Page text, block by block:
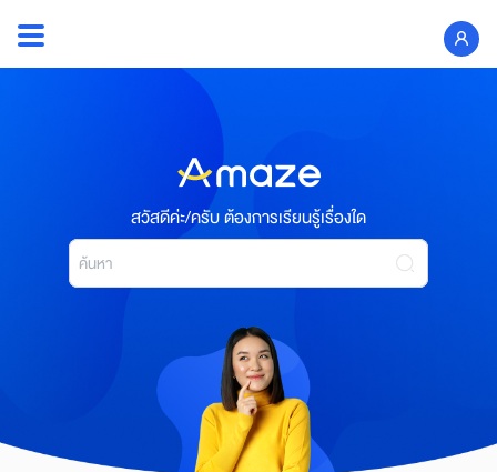
content
สวัสดีค่ะ/ครับ ต้องการเรียนรู้เรื่องใด
Search